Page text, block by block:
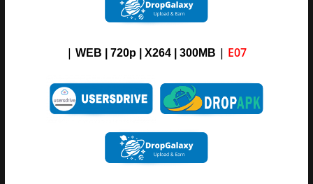
| WEB | 720p | X264 | 300M B | E07